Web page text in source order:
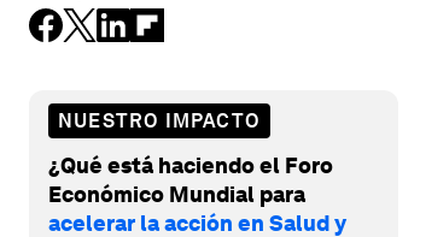
NUESTRO IMPACTO
¿Qué está haciendo el Foro
Económico Mundial para
acelerar la acción en Salud y